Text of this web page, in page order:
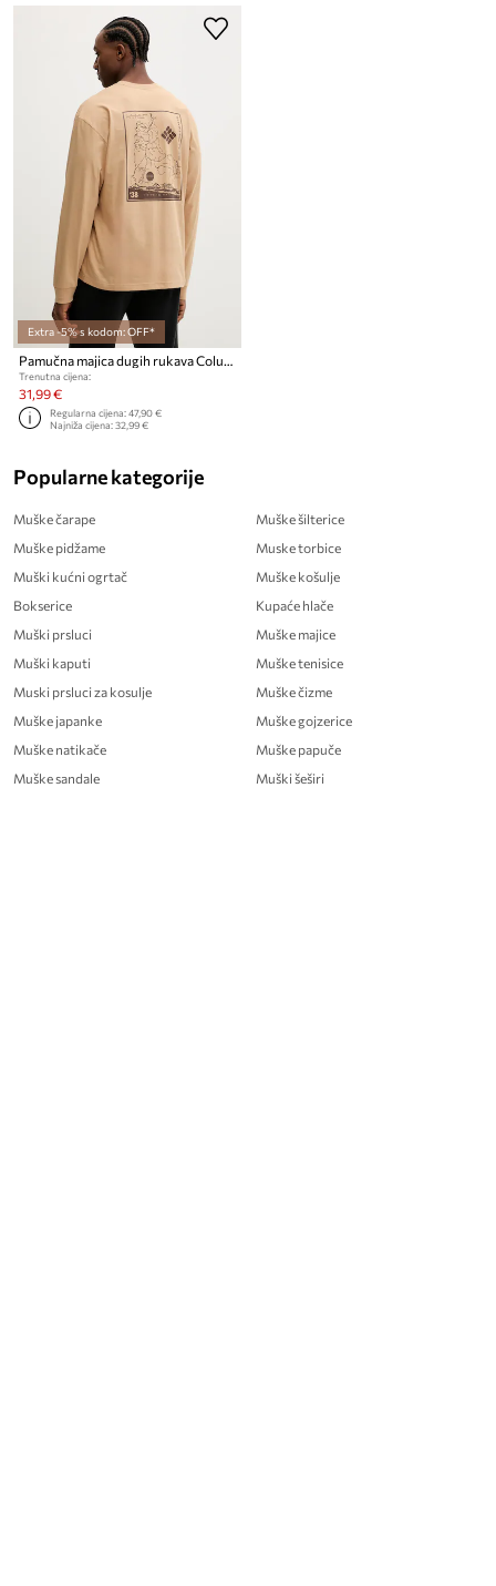
Extra -5% s kodom: OFF*
Trenutna cijena:
31,99 €
Regularna cijena:47,90 €
Najniža cijena:32,99 €
Popularne kategorije
Muške čarape
Muške pidžame
Muški kućni ogrtač
Bokserice
Muški prsluci
Muški kaputi
Muski prsluci za kosulje
Muške japanke
Muške natikače
Muške sandale
Muške šilterice
Muske torbice
Muške košulje
Kupaće hlače
Muške majice
Muške tenisice
Muške čizme
Muške gojzerice
Muške papuče
Muški šeširi